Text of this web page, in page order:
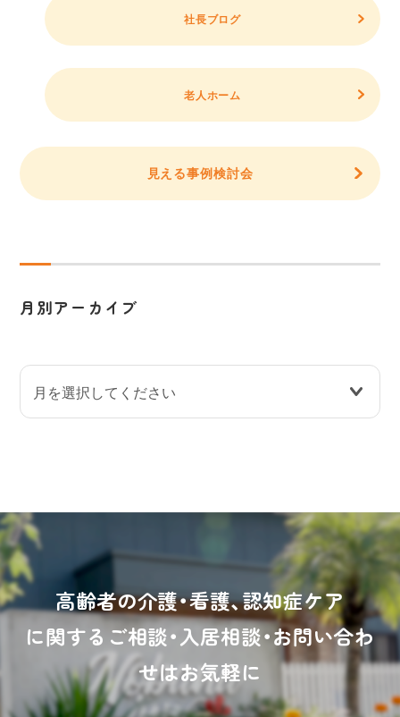
社長ブログ
老人ホーム
見える事例検討会
月別アーカイブ
高齢者の介護・看護、認知症ケア
に関するご相談・入居相談・お問い合わ
せはお気軽に